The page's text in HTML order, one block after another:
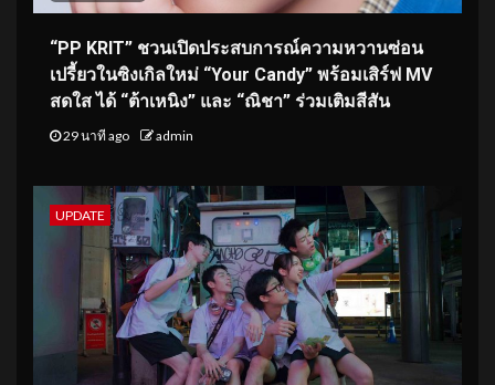
“PP KRIT” ชวนเปิดประสบการณ์ความหวานซ่อน
เปรี้ยวในซิงเกิลใหม่ “Your Candy” พร้อมเสิร์ฟ MV
สดใส ได้ “ต้าเหนิง” และ “ณิชา” ร่วมเติมสีสัน
29 นาที ago admin
UPDATE